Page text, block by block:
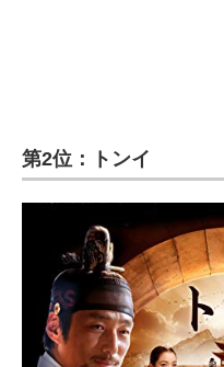
第2位：トンイ